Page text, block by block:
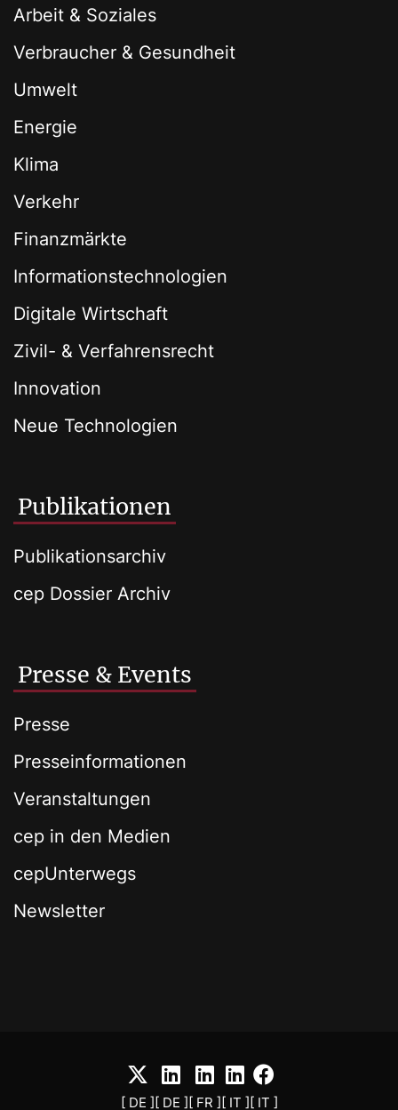
Arbeit & Soziales
Verbraucher & Gesundheit
Umwelt
Energie
Klima
Verkehr
Finanzmärkte
Informationstechnologien
Digitale Wirtschaft
Zivil- & Verfahrensrecht
Innovation
Neue Technologien
Publikationen
Publikationsarchiv
cep Dossier Archiv
Presse & Events
Presse
Presseinformationen
Veranstaltungen
cep in den Medien
cepUnterwegs
Newsletter
[ DE ][ DE ][ FR ][ IT ][ IT ]